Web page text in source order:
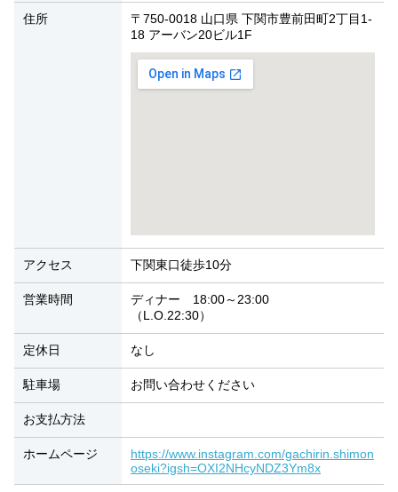
住所
〒750-0018 山口県 下関市豊前田町2丁目1-
18 アーバン20ビル1F
アクセス 下関東口徒歩10分
営業時間
ディナー 18:00～23:00
（L.O.22:30）
定休日 なし
駐車場 お問い合わせください
お支払方法
ホームページ
https://www.instagram.com/gachirin.shimon
oseki?igsh=OXI2NHcyNDZ3Ym8x